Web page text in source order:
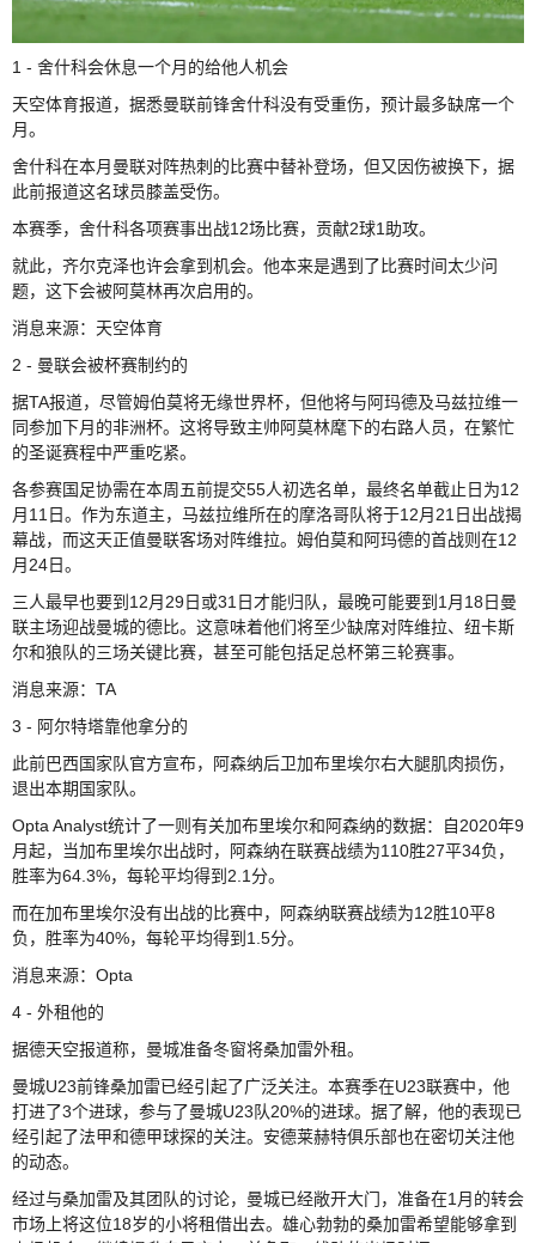
1 - 舍什科会休息一个月的给他人机会
天空体育报道，据悉曼联前锋舍什科没有受重伤，预计最多缺席一个
月。
舍什科在本月曼联对阵热刺的比赛中替补登场，但又因伤被换下，据
此前报道这名球员膝盖受伤。
本赛季，舍什科各项赛事出战12场比赛，贡献2球1助攻。
就此，齐尔克泽也许会拿到机会。他本来是遇到了比赛时间太少问
题，这下会被阿莫林再次启用的。
消息来源：天空体育
2 - 曼联会被杯赛制约的
据TA报道，尽管姆伯莫将无缘世界杯，但他将与阿玛德及马兹拉维一
同参加下月的非洲杯。这将导致主帅阿莫林麾下的右路人员，在繁忙
的圣诞赛程中严重吃紧。
各参赛国足协需在本周五前提交55人初选名单，最终名单截止日为12
月11日。作为东道主，马兹拉维所在的摩洛哥队将于12月21日出战揭
幕战，而这天正值曼联客场对阵维拉。姆伯莫和阿玛德的首战则在12
月24日。
三人最早也要到12月29日或31日才能归队，最晚可能要到1月18日曼
联主场迎战曼城的德比。这意味着他们将至少缺席对阵维拉、纽卡斯
尔和狼队的三场关键比赛，甚至可能包括足总杯第三轮赛事。
消息来源：TA
3 - 阿尔特塔靠他拿分的
此前巴西国家队官方宣布，阿森纳后卫加布里埃尔右大腿肌肉损伤，
退出本期国家队。
Opta Analyst统计了一则有关加布里埃尔和阿森纳的数据：自2020年9
月起，当加布里埃尔出战时，阿森纳在联赛战绩为110胜27平34负，
胜率为64.3%，每轮平均得到2.1分。
而在加布里埃尔没有出战的比赛中，阿森纳联赛战绩为12胜10平8
负，胜率为40%，每轮平均得到1.5分。
消息来源：Opta
4 - 外租他的
据德天空报道称，曼城准备冬窗将桑加雷外租。
曼城U23前锋桑加雷已经引起了广泛关注。本赛季在U23联赛中，他
打进了3个进球，参与了曼城U23队20%的进球。据了解，他的表现已
经引起了法甲和德甲球探的关注。安德莱赫特俱乐部也在密切关注他
的动态。
经过与桑加雷及其团队的讨论，曼城已经敞开大门，准备在1月的转会
市场上将这位18岁的小将租借出去。雄心勃勃的桑加雷希望能够拿到